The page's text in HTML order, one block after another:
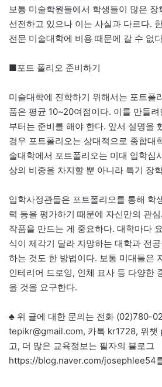
보통 미술학원들에서 학생들이 많은
선전하고 있으나 이는 사실과 다르다.
전문 미술대학에 비용 때문에 갈 수 없
■포트 폴리오 준비하기
미술대학에 진학하기 위해서는 포트폴
품은 평균 10~20여점이다. 이를 만들
부터는 준비를 해야 한다. 앞서 설명을
경우 포트폴리오는 상대적으로 종합대
술대학에서 포트폴리오는 미대 입학심
상의 비중을 차지할 뿐 아니라 특기 장
입학사정관들은 포트폴리오를 통해 학
력 등을 평가하기 때문에 자신만의 관
작품을 만드는 게 중요하다. 대학마다
식이 제각기 달라 지망하는 대학과 전
하는 것도 한 방법이다. 보통 미대들은
인테리어 드로잉, 인체 묘사 등 다양한
을 것을 요구한다.
♣ 위 글에 대한 문의는 전화 (02)780-
tepikr@gmail.com, 카톡 kr1728, 위챗
고, 더 많은 교육정보는 필자의 블로그
https://blog.naver.com/josephlee54